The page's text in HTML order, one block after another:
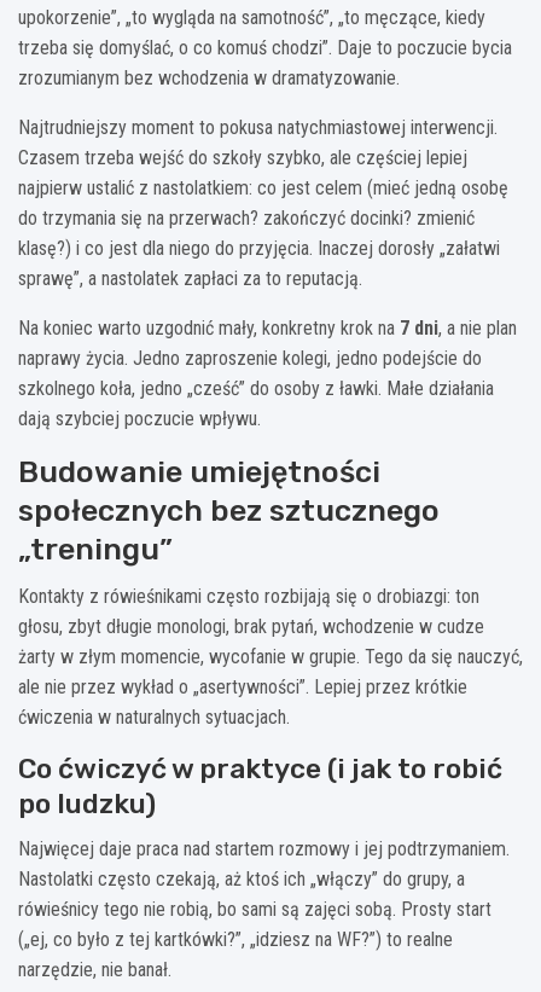
upokorzenie”, „to wygląda na samotność”, „to męczące, kiedy
trzeba się domyślać, o co komuś chodzi”. Daje to poczucie bycia
zrozumianym bez wchodzenia w dramatyzowanie.
Najtrudniejszy moment to pokusa natychmiastowej interwencji.
Czasem trzeba wejść do szkoły szybko, ale częściej lepiej
najpierw ustalić z nastolatkiem: co jest celem (mieć jedną osobę
do trzymania się na przerwach? zakończyć docinki? zmienić
klasę?) i co jest dla niego do przyjęcia. Inaczej dorosły „załatwi
sprawę”, a nastolatek zapłaci za to reputacją.
Na koniec warto uzgodnić mały, konkretny krok na 7 dni, a nie plan
naprawy życia. Jedno zaproszenie kolegi, jedno podejście do
szkolnego koła, jedno „cześć” do osoby z ławki. Małe działania
dają szybciej poczucie wpływu.
Budowanie umiejętności
społecznych bez sztucznego
„treningu”
Kontakty z rówieśnikami często rozbijają się o drobiazgi: ton
głosu, zbyt długie monologi, brak pytań, wchodzenie w cudze
żarty w złym momencie, wycofanie w grupie. Tego da się nauczyć,
ale nie przez wykład o „asertywności”. Lepiej przez krótkie
ćwiczenia w naturalnych sytuacjach.
Co ćwiczyć w praktyce (i jak to robić
po ludzku)
Najwięcej daje praca nad startem rozmowy i jej podtrzymaniem.
Nastolatki często czekają, aż ktoś ich „włączy” do grupy, a
rówieśnicy tego nie robią, bo sami są zajęci sobą. Prosty start
(„ej, co było z tej kartkówki?”, „idziesz na WF?”) to realne
narzędzie, nie banał.